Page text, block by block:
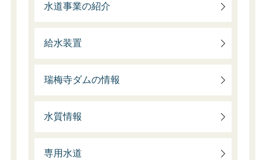
水道事業の紹介
給水装置
瑞梅寺ダムの情報
水質情報
専用水道